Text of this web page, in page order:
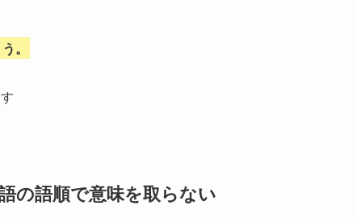
。
の語順で意味を取らない